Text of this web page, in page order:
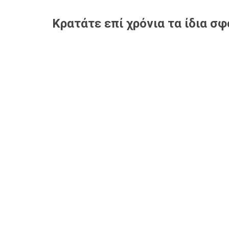
Κρατάτε επί χρόνια τα ίδια